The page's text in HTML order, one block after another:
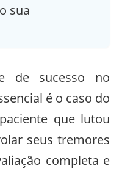
sua
de sucesso no
é o caso do
que lutou
seus tremores
completa e